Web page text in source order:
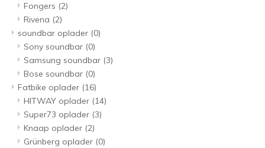
Fongers (2)
Rivena (2)
soundbar oplader (0)
Sony soundbar (0)
Samsung soundbar (3)
Bose soundbar (0)
Fatbike oplader (16)
HITWAY oplader (14)
Super73 oplader (3)
Knaap oplader (2)
Grünberg oplader (0)